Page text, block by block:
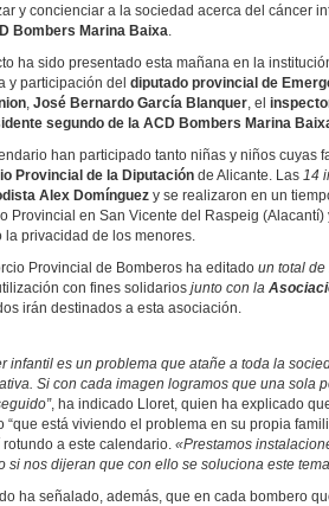
y concienciar a la sociedad acerca del cáncer
Bombers Marina Baixa.
ha sido presentado esta mañana en la
y participación del diputado provincial de
, José Bernardo García Blanquer, el
segundo de la ACD Bombers Marina
han participado tanto niñas y niños cuyas
Provincial de la Diputación de Alicante. Las 14
Alex Domínguez y se realizaron en un
Provincial en San Vicente del Raspeig
la privacidad de los menores.
Provincial de Bomberos ha editado un total
con fines solidarios junto con la
irán destinados a esta asociación.
infantil es un problema que atañe a toda la
Si con cada imagen logramos que una sola
, ha indicado Lloret, quien ha explicado
“que está viviendo el problema en su propia
rotundo a este calendario. «Prestamos
si nos dijeran que con ello se soluciona este
ha señalado, además, que en cada bombero